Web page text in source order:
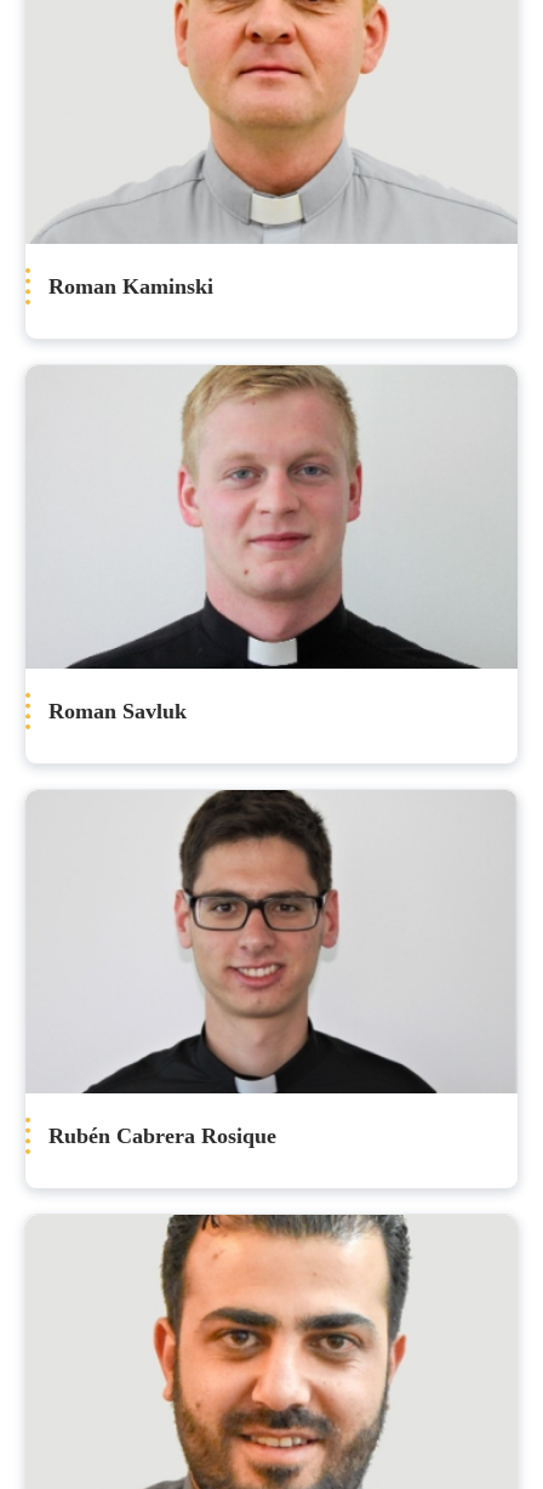
Roman Kaminski
Roman Savluk
Rubén Cabrera Rosique